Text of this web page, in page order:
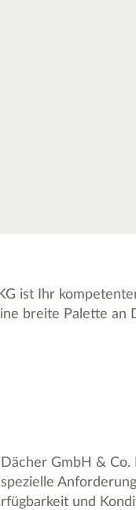
ist Ihr
breite Palette an
GmbH & Co.
und